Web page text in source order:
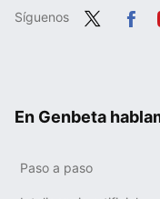
Síguenos
En Genbeta
Paso a paso